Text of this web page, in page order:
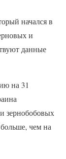
начался в
и
данные
на 31
зернобобовых
чем на